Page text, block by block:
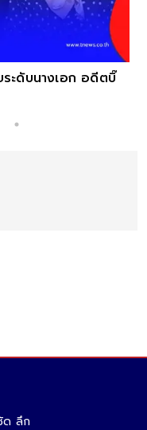
ดับนางเอก อดีตบิ๊
ด ลึก